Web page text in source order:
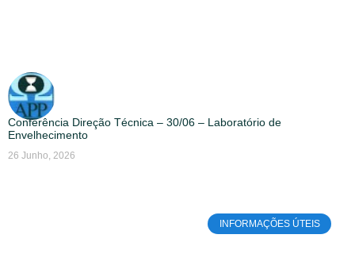
Conferência Direção Técnica – 30/06 – Laboratório de
Envelhecimento
26 Junho, 2026
INFORMAÇÕES ÚTEIS